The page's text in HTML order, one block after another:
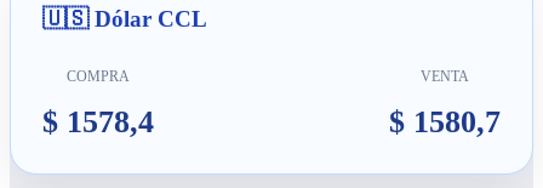
🇺🇸 Dólar CCL
COMPRA
$ 1578,4
VENTA
$ 1580,7